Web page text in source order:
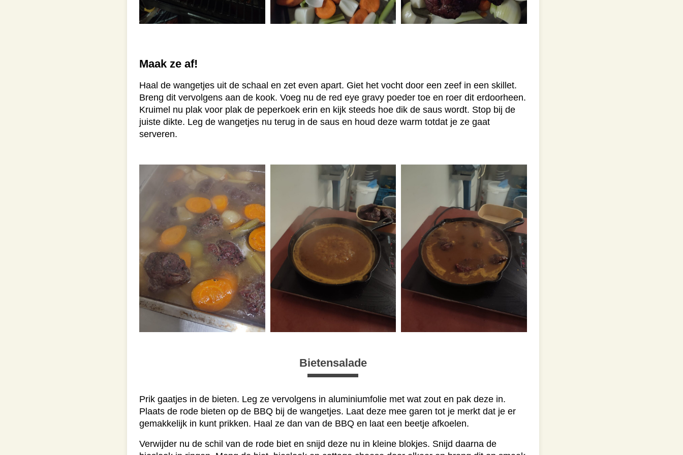
Maak ze af!
Haal de wangetjes uit de schaal en zet even apart. Giet het vocht door een zeef in een skillet.
Breng dit vervolgens aan de kook. Voeg nu de red eye gravy poeder toe en roer dit erdoorheen.
Kruimel nu plak voor plak de peperkoek erin en kijk steeds hoe dik de saus wordt. Stop bij de
juiste dikte. Leg de wangetjes nu terug in de saus en houd deze warm totdat je ze gaat
serveren.
Bietensalade
Prik gaatjes in de bieten. Leg ze vervolgens in aluminiumfolie met wat zout en pak deze in.
Plaats de rode bieten op de BBQ bij de wangetjes. Laat deze mee garen tot je merkt dat je er
gemakkelijk in kunt prikken. Haal ze dan van de BBQ en laat een beetje afkoelen.
Verwijder nu de schil van de rode biet en snijd deze nu in kleine blokjes. Snijd daarna de